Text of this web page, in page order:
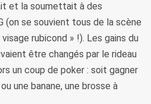
et la soumettait à des
(on se souvient tous de la scène
rubicond » !). Les gains du
être changés par le rideau
un coup de poker : soit gagner
une banane, une brosse à